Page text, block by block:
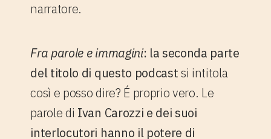
narratore.
Fra parole e immagini: la seconda parte
del titolo di questo podcastsi intitola
così e posso dire? É proprio vero. Le
parole di Ivan Carozzi e dei suoi
interlocutori hanno il potere di